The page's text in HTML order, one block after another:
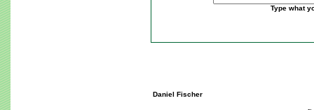
Type what
Daniel Fischer